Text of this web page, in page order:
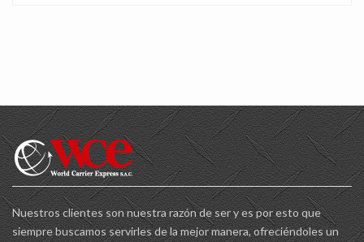
Nuestros clientes son nuestra razón de ser y es por esto que
siempre buscamos servirles de la mejor manera, ofreciéndoles un